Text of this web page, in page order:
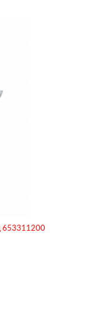
653311200